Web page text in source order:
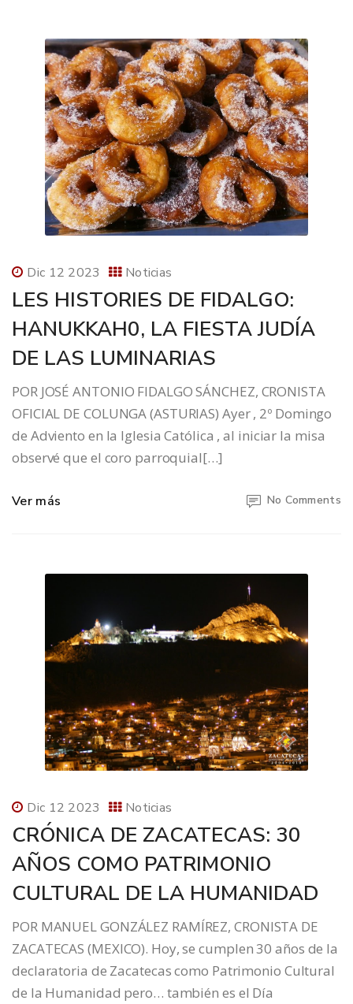
Dic 12 2023 Noticias
LES HISTORIES DE FIDALGO:
HANUKKAH0, LA FIESTA JUDÍA
DE LAS LUMINARIAS
POR JOSÉ ANTONIO FIDALGO SÁNCHEZ, CRONISTA
OFICIAL DE COLUNGA (ASTURIAS) Ayer , 2º Domingo
de Adviento en la Iglesia Católica , al iniciar la misa
observé que el coro parroquial[…]
Ver más No Comments
Dic 12 2023 Noticias
CRÓNICA DE ZACATECAS: 30
AÑOS COMO PATRIMONIO
CULTURAL DE LA HUMANIDAD
POR MANUEL GONZÁLEZ RAMÍREZ, CRONISTA DE
ZACATECAS (MEXICO). Hoy, se cumplen 30 años de la
declaratoria de Zacatecas como Patrimonio Cultural
de la Humanidad pero… también es el Día